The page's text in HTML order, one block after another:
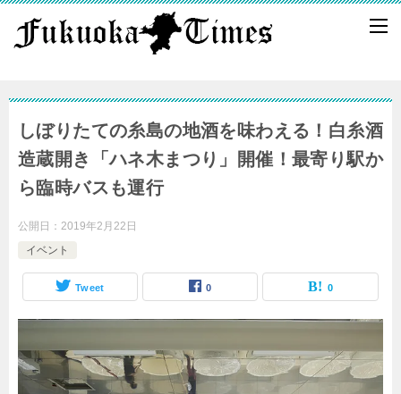
しぼりたての糸島の地酒を味わえる！白糸酒
造蔵開き「ハネ木まつり」開催！最寄り駅か
ら臨時バスも運行
公開日： 2019年2月22日
イベント
Tweet 0 0